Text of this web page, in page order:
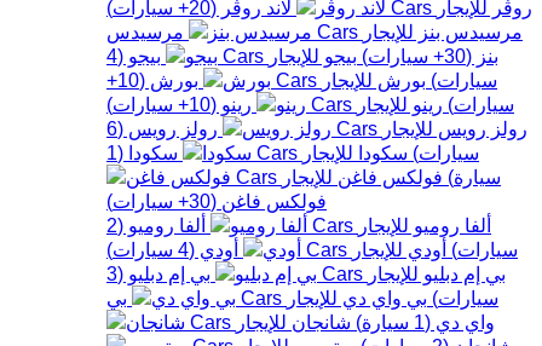
روڤر
لاند روڤر (
20+ سيارات)
مرسيدس بنز
مرسيدس
بنز (
30+ سيارات) بيجو بيجو (
4
سيارات) بورش بورش (
10+
سيارات) رينو رينو (
10+ سيارات)
رولز رويس
رولز رويس (
6
سيارات) سكودا سكودا (
1
سيارة) فولكس فاغن
فولكس فاغن (
30+ سيارات)
ألفا روميو
ألفا روميو (
2
سيارات) أودي أودي (
4 سيارات)
بي إم دبليو
بي إم دبليو (
3
سيارات) بي واي دي
بي
واي دي (
1 سيارة) شانجان